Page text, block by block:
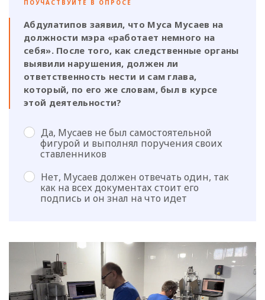
ПОУЧАСТВУЙТЕ В ОПРОСЕ
Абдулатипов заявил, что Муса Мусаев на
должности мэра «работает немного на
себя». После того, как следственные органы
выявили нарушения, должен ли
ответственность нести и сам глава,
который, по его же словам, был в курсе
этой деятельности?
Да, Мусаев не был самостоятельной
фигурой и выполнял поручения своих
ставленников
Нет, Мусаев должен отвечать один, так
как на всех документах стоит его
подпись и он знал на что идет